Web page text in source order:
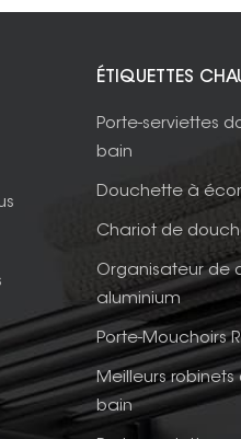
ÉTIQUETTES
Porte-serviettes
bain
Douchette à
Chariot de
Organisateur de
aluminium
Porte-Mouchoirs
Meilleurs
bain